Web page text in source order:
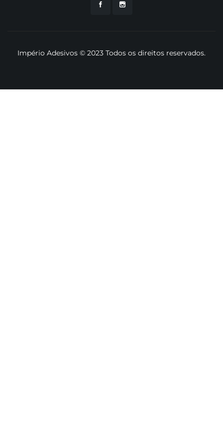
Império Adesivos © 2023 Todos os direitos reservados.